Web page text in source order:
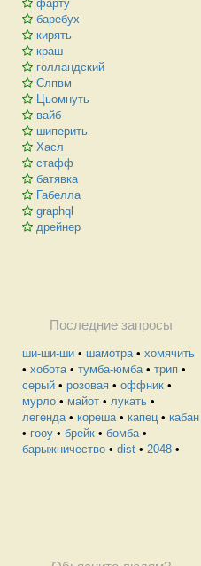
фарту
баребух
кирять
краш
голландский
Слпвм
Цьомнуть
вайб
шиперить
Хасл
стафф
батявка
Габелла
graphql
дрейнер
Последние запросы
ши-ши-ши • шамотра• хомячить
• хобота• тумба-юмба• трип •
серый • розовая • оффник •
мурло • майот • лукать •
легенда• кореша• капец • кабан
• гооу • брейк • бомба•
барыжничество • dist • 2048 •